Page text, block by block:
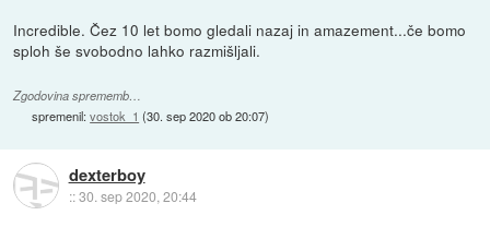
Incredible. Čez 10 let bomo gledali nazaj in amazement...če bomo
sploh še svobodno lahko razmišljali.
Zgodovina sprememb…
spremenil:vostok_1 (30. sep 2020 ob 20:07)
dexterboy
::30. sep 2020, 20:44